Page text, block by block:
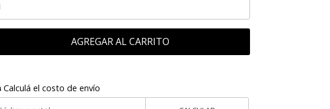
AGREGAR AL CARRITO
Calculá el costo de envío